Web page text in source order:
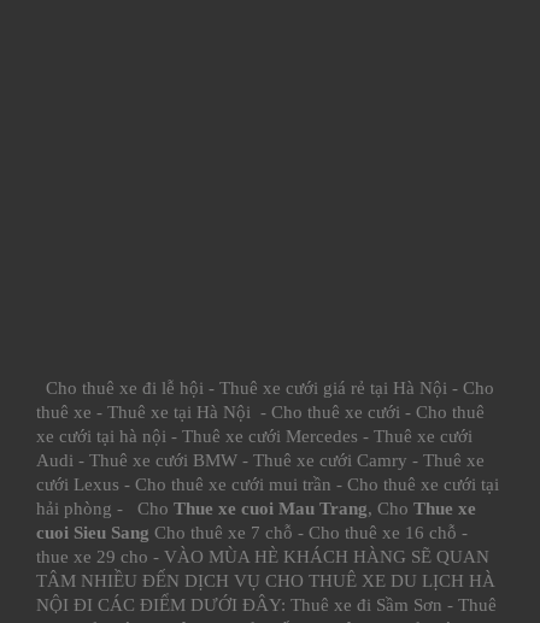
Cho thuê xe đi lễ hội - Thuê xe cưới giá rẻ tại Hà Nội - Cho
thuê xe - Thuê xe tại Hà Nội - Cho thuê xe cưới - Cho thuê
xe cưới tại hà nội - Thuê xe cưới Mercedes - Thuê xe cưới
Audi - Thuê xe cưới BMW - Thuê xe cưới Camry - Thuê xe
cưới Lexus - Cho thuê xe cưới mui trần - Cho thuê xe cưới tại
hải phòng - Cho Thue xe cuoi Mau Trang, Cho Thue xe
cuoi Sieu Sang Cho thuê xe 7 chỗ - Cho thuê xe 16 chỗ -
thue xe 29 cho - VÀO MÙA HÈ KHÁCH HÀNG SẼ QUAN
TÂM NHIỀU ĐẾN DỊCH VỤ CHO THUÊ XE DU LỊCH HÀ
NỘI ĐI CÁC ĐIỂM DƯỚI ĐÂY: Thuê xe đi Sầm Sơn - Thuê